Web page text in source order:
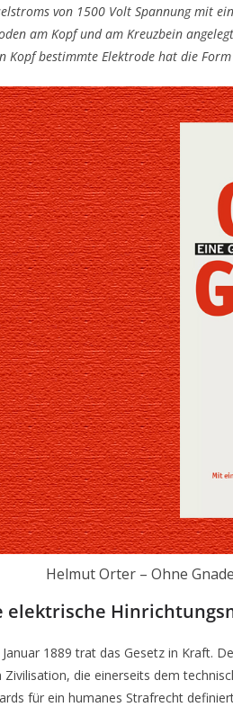
von 1500 Volt Spannung mit
am Kopf und am Kreuzbein
Kopf bestimmte Elektrode hat die
Helmut Orter – Ohne
elektrische
1889 trat das Gesetz in Kraft.
Zivilisation, die einerseits dem
für ein humanes Strafrecht